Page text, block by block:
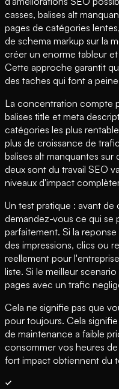
casses, balises alt
pages de catégories
de schema markup sur la
créer un enorme tableur
Cette approche garantit
des taches qui font a
La concentration compte
balises title et meta
catégories les plus
plus de croissance de
balises alt manquantes
deux sont du travail SEO
niveaux d'impact
Un test pratique : avant
demandez-vous ce qui se
parfaitement. Si la
des impressions, clics ou
reellement pour
liste. Si le meilleur
pages avec un trafic
Cela ne signifie pas que
pour toujours. Cela
de maintenance a faible
consommer vos heures
fort impact obtiennent du